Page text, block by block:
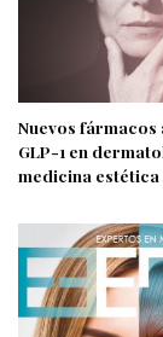
Nuevos fármacos
GLP-1 en
medicina estética